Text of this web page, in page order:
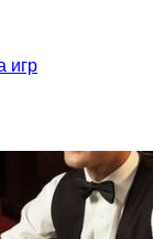
игр